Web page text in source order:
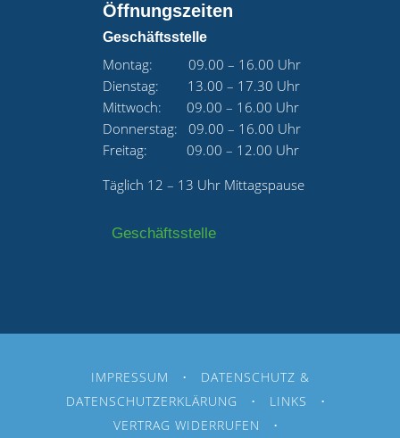
Öffnungszeiten
Geschäftsstelle
Montag: 09.00 – 16.00 Uhr
Dienstag: 13.00 – 17.30 Uhr
Mittwoch: 09.00 – 16.00 Uhr
Donnerstag: 09.00 – 16.00 Uhr
Freitag: 09.00 – 12.00 Uhr
Täglich 12 – 13 Uhr Mittagspause
Geschäftsstelle
IMPRESSUM • DATENSCHUTZ &
DATENSCHUTZERKLÄRUNG • LINKS •
VERTRAG WIDERRUFEN •